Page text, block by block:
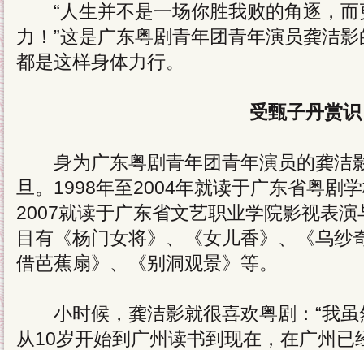
“人生并不是一场你胜我败的角逐，而
力！”这是广东粤剧青年团青年演员龚洁
都是这样身体力行。
受甄子丹赏识
身为广东粤剧青年团青年演员的龚洁
旦。1998年至2004年就读于广东省粤剧
2007就读于广东省文艺职业学院影视表
目有《杨门女将》、《女儿香》、《乌纱
借芭蕉扇》、《别洞观景》等。
小时候，龚洁影就很喜欢粤剧：“我虽
从10岁开始到广州读书到现在，在广州